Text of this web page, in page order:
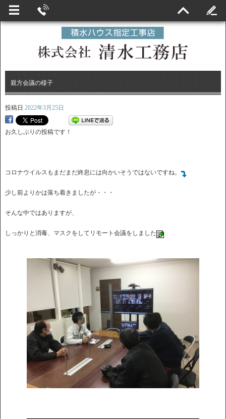
親方会議の様子
投稿日 2022年3月25日
お久しぶりの投稿です！
コロナウイルスもまだまだ終息には向かいそうではないですね。
少し前よりかは落ち着きましたが・・・
そんな中ではありますが、
しっかりと消毒、マスクをしてリモート会議をしました